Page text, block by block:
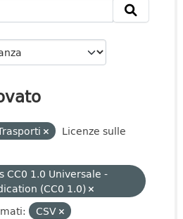
Licenze sulle
CC0 1.0 Universale -
(CC0 1.0)
CSV